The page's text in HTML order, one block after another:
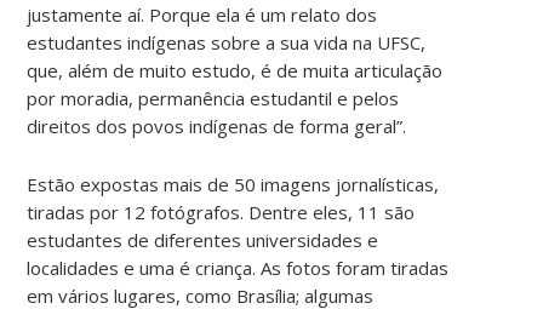
justamente aí. Porque ela é um relato dos
estudantes indígenas sobre a sua vida na UFSC,
que, além de muito estudo, é de muita articulação
por moradia, permanência estudantil e pelos
direitos dos povos indígenas de forma geral”.
Estão expostas mais de 50 imagens jornalísticas,
tiradas por 12 fotógrafos. Dentre eles, 11 são
estudantes de diferentes universidades e
localidades e uma é criança.As fotos foram tiradas
em vários lugares, como Brasília; algumas